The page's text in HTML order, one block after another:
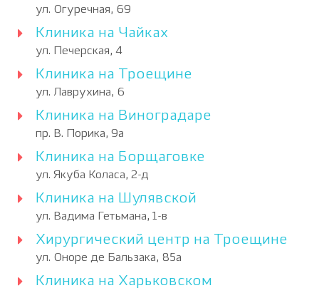
ул. Огуречная, 69
Клиника на Чайках
ул. Печерская, 4
Клиника на Троещине
ул. Лаврухина, 6
Клиника на Виноградаре
пр. В. Порика, 9а
Клиника на Борщаговке
ул. Якуба Коласа, 2-д
Клиника на Шулявской
ул. Вадима Гетьмана, 1-в
Хирургический центр на Троещине
ул. Оноре де Бальзака, 85а
Клиника на Харьковском